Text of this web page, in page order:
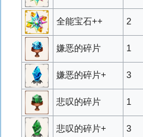
全能宝石++ 2
嫌恶的碎片 1
嫌恶的碎片+ 3
悲叹的碎片 1
悲叹的碎片+ 3